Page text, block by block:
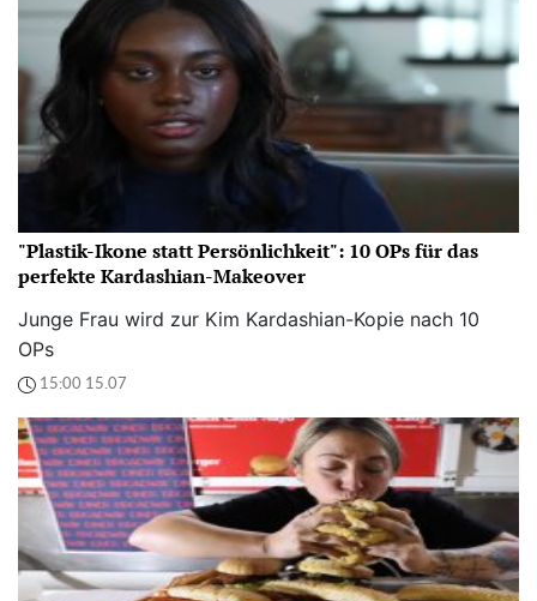
"Plastik-Ikone statt Persönlichkeit": 10 OPs für das
perfekte Kardashian-Makeover
Junge Frau wird zur Kim Kardashian-Kopie nach 10
OPs
15:00 15.07